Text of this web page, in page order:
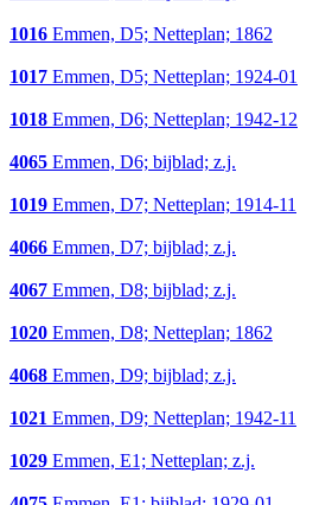
1016 Emmen, D5; Netteplan; 1862
1017 Emmen, D5; Netteplan; 1924-01
1018 Emmen, D6; Netteplan; 1942-12
4065 Emmen, D6; bijblad; z.j.
1019 Emmen, D7; Netteplan; 1914-11
4066 Emmen, D7; bijblad; z.j.
4067 Emmen, D8; bijblad; z.j.
1020 Emmen, D8; Netteplan; 1862
4068 Emmen, D9; bijblad; z.j.
1021 Emmen, D9; Netteplan; 1942-11
1029 Emmen, E1; Netteplan; z.j.